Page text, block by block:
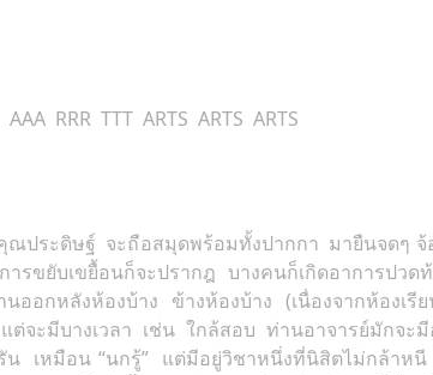
RRR TTT ARTS ARTS ARTS
ระดิษฐ์ จะถือสมุดพร้อมทั้งปากกา มายืนจดๆ จ้
ารขยับเขยื้อนก็จะปรากฎ บางคนก็เกิดอาการป
อกหลังห้องบ้าง ข้างห้องบ้าง (เนื่องจากห้องเรี
จะมีบางเวลา เช่น ใกล้สอบ ท่านอาจารย์มักจะ
เหมือน “นกรู้” แต่มีอยู่วิชาหนึ่งที่นิสิตไม่กล้าห